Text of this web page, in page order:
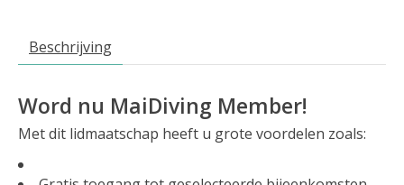
Beschrijving
Word nu MaiDiving Member!
Met dit lidmaatschap heeft u grote voordelen zoals: